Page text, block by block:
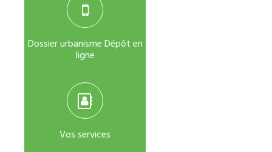
Dossier urbanisme Dépôt en
ligne
Vos services